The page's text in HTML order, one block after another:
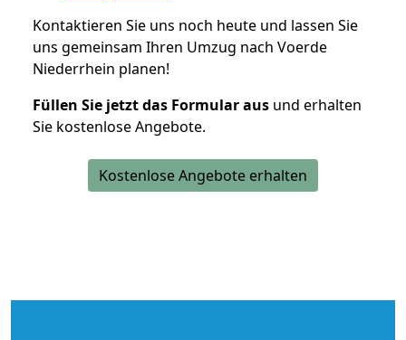
Kontaktieren Sie uns noch heute und lassen Sie
uns gemeinsam Ihren Umzug nach Voerde
Niederrhein planen!
Füllen Sie jetzt das Formular aus und erhalten
Sie kostenlose Angebote.
Kostenlose Angebote erhalten